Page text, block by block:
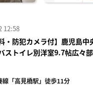
12:58
・防犯カメラ付】鹿児島
トイレ別洋室9.7帖広々
線「高見橋駅」徒歩11分